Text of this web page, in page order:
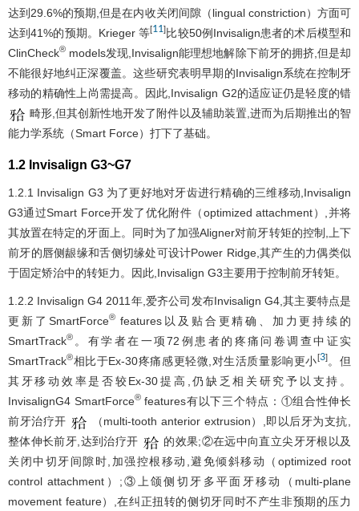
达到29.6%的预期,但是在内收关闭间隙（lingual constriction）方面可
达到41%的预期。Krieger 等[11] 比较50例Invisalign患者的术后模型和
ClinCheck® models发现,Invisalign能理想地解除下前牙的拥挤,但是却
不能很好地纠正深覆盖。这些研究表明早期的Invisalign系统在控制牙
移动的精确性上尚需提高。因此,Invisalign G2的适应证仍是轻度的错
畸形,但其创新性地开发了附件以及辅助装置,进而为后期推出的智
能力学系统（Smart Force）打下了基础。
1.2 Invisalign G3~G7
1.2.1 Invisalign G3 为了更好地对牙齿进行精确的三维移动,Invisalign
G3通过Smart Force开发了优化附件（optimized attachment）,并将
其放置在特定的牙面上。同时为了加强Aligner对前牙转矩的控制,上下
前牙的唇侧龈缘和舌侧切缘处可设计Power Ridge,其产生的力偶类似
于固定矫治中的转矩力。因此,Invisalign G3主要用于控制前牙转矩。
1.2.2 Invisalign G4 2011年,爱齐公司发布Invisalign G4,其主要特点是
更新了SmartForce®features以及贴合更精确、加力更持续的
SmartTrack® 。有学者在一项72例患者的疼痛问卷调查中证实
SmartTrack®相比于Ex-30疼痛感更轻微,对生活质量影响更小[3]。但
其牙移动效率是否较Ex-30提高,仍缺乏相关研究予以支持。
InvisalignG4 SmartForce®features有以下三个特点：①组合性伸长
前牙治疗开
（multi-tooth anterior extrusion）,即以后牙为支抗,
整体伸长前牙,达到治疗开
的效果;②在远中向直立尖牙牙根以及
关闭中切牙间隙时,加强控根移动,避免倾斜移动（optimized root
control attachment）;③上颌侧切牙多平面牙移动（multi-plane
movement feature）,在纠正扭转的侧切牙同时不产生非预期的压力